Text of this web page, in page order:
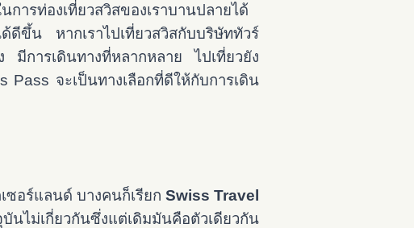
ารท่องเที่ยวสวิสของเราบานปลายได้
ดีขึ้น หากเราไปเที่ยวสวิสกับบริษัททัวร์
มีการเดินทางที่หลากหลาย ไปเที่ยวยัง
Pass จะเป็นทางเลือกที่ดีให้กับการเดิน
ซอร์แลนด์ บางคนก็เรียก Swiss Travel
นไม่เกี่ยวกันซึ่งแต่เดิมมันคือตัวเดียวกัน